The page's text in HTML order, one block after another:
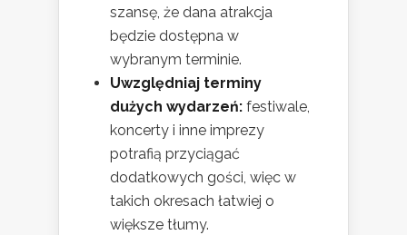
szansę, że dana atrakcja
będzie dostępna w
wybranym terminie.
Uwzględniaj terminy
dużych wydarzeń: festiwale,
koncerty i inne imprezy
potrafią przyciągać
dodatkowych gości, więc w
takich okresach łatwiej o
większe tłumy.